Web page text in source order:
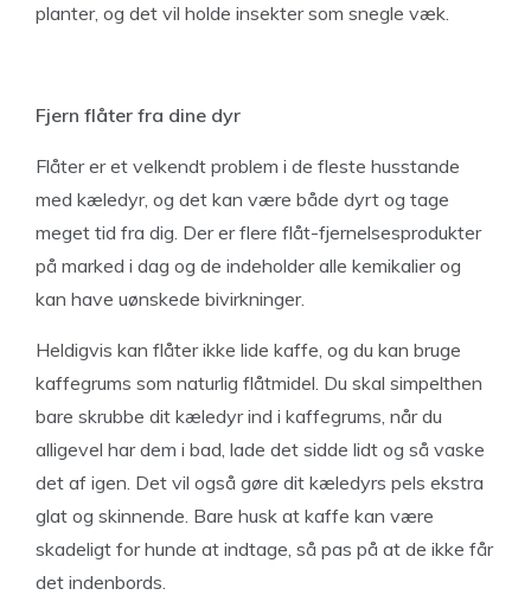
planter, og det vil holde insekter som snegle væk.
Fjern flåter fra dine dyr
Flåter er et velkendt problem i de fleste husstande
med kæledyr, og det kan være både dyrt og tage
meget tid fra dig. Der er flere flåt-fjernelsesprodukter
på marked i dag og de indeholder alle kemikalier og
kan have uønskede bivirkninger.
Heldigvis kan flåter ikke lide kaffe, og du kan bruge
kaffegrums som naturlig flåtmidel. Du skal simpelthen
bare skrubbe dit kæledyr ind i kaffegrums, når du
alligevel har dem i bad, lade det sidde lidt og så vaske
det af igen. Det vil også gøre dit kæledyrs pels ekstra
glat og skinnende. Bare husk at kaffe kan være
skadeligt for hunde at indtage, så pas på at de ikke får
det indenbords.